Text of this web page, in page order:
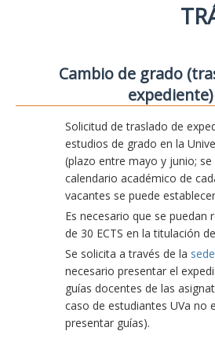
Cambio de grado
expediente)
Solicitud de traslado de
estudios de grado en la
(plazo entre mayo y junio;
calendario académico de
vacantes se puede
Es necesario que se puedan
de 30 ECTS en la titulación
Se solicita a través de la
necesario presentar el
guías docentes de las
caso de estudiantes UVa no
presentar guías).